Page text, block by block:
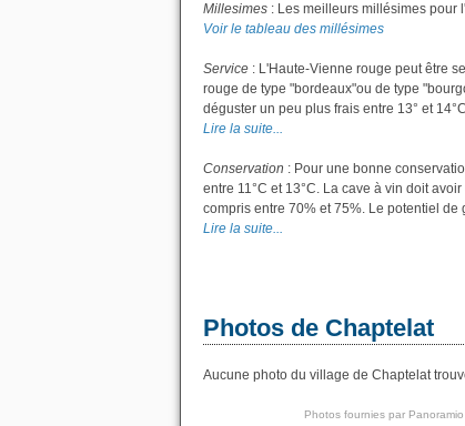
Millesimes : Les meilleurs millésimes pour
Voir le tableau des millésimes
Service : L'Haute-Vienne rouge peut être
rouge de type "bordeaux"ou de type
déguster un peu plus frais entre 13° et
Lire la suite...
Conservation : Pour une bonne
entre 11°C et 13°C. La cave à vin doit
compris entre 70% et 75%. Le potentiel
Lire la suite...
Photos de Chaptelat
Aucune photo du village de Chaptelat
Photos fournies par Panoramio